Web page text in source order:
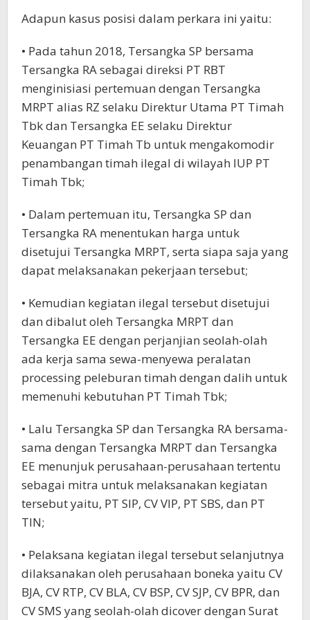
Adapun kasus posisi dalam perkara ini yaitu:
• Pada tahun 2018, Tersangka SP bersama
Tersangka RA sebagai direksi PT RBT
menginisiasi pertemuan dengan Tersangka
MRPT alias RZ selaku Direktur Utama PT Timah
Tbk dan Tersangka EE selaku Direktur
Keuangan PT Timah Tb untuk mengakomodir
penambangan timah ilegal di wilayah IUP PT
Timah Tbk;
• Dalam pertemuan itu, Tersangka SP dan
Tersangka RA menentukan harga untuk
disetujui Tersangka MRPT, serta siapa saja yang
dapat melaksanakan pekerjaan tersebut;
• Kemudian kegiatan ilegal tersebut disetujui
dan dibalut oleh Tersangka MRPT dan
Tersangka EE dengan perjanjian seolah-olah
ada kerja sama sewa-menyewa peralatan
processing peleburan timah dengan dalih untuk
memenuhi kebutuhan PT Timah Tbk;
• Lalu Tersangka SP dan Tersangka RA bersama-
sama dengan Tersangka MRPT dan Tersangka
EE menunjuk perusahaan-perusahaan tertentu
sebagai mitra untuk melaksanakan kegiatan
tersebut yaitu, PT SIP, CV VIP, PT SBS, dan PT
TIN;
• Pelaksana kegiatan ilegal tersebut selanjutnya
dilaksanakan oleh perusahaan boneka yaitu CV
BJA, CV RTP, CV BLA, CV BSP, CV SJP, CV BPR, dan
CV SMS yang seolah-olah dicover dengan Surat